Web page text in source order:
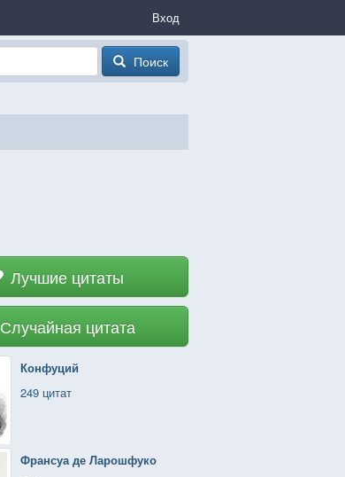
Вход
Поиск
Лучшие цитаты
Случайная цитата
Конфуций
249 цитат
Франсуа де Ларошфуко